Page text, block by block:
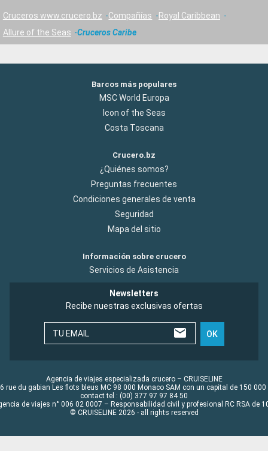
Cruceros www.crucero.bz Compañías
Royal Caribbean
Allure of the Seas
Cruceros Caribe
Barcos más populares
MSC World Europa
Icon of the Seas
Costa Toscana
Crucero.bz
¿Quiénes somos?
Preguntas frecuentes
Condiciones generales de venta
Seguridad
Mapa del sitio
Información sobre crucero
Servicios de Asistencia
Newsletters
Recibe nuestras exclusivas ofertas
TU EMAIL OK
Agencia de viajes especializada crucero – CRUISELINE
rue du gabian Les flots bleus MC 98 000 Monaco SAM con un capital de 150 000
contact tel : (00) 377 97 97 84 50
de viajes n° 006 02 0007 – Responsabilidad civil y profesional RC RSA de
© CRUISELINE 2026 - all rights reserved